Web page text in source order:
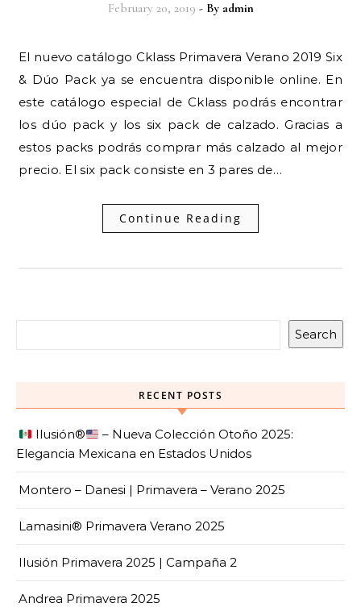
February 20, 2019 - By admin
El nuevo catálogo Cklass Primavera Verano 2019 Six
& Dúo Pack ya se encuentra disponible online. En
este catálogo especial de Cklass podrás encontrar
los dúo pack y los six pack de calzado. Gracias a
estos packs podrás comprar más calzado al mejor
precio. El six pack consiste en 3 pares de…
Continue Reading
Search
RECENT POSTS
Ilusión®️
– Nueva Colección Otoño 2025:
Elegancia Mexicana en Estados Unidos
Montero – Danesi | Primavera – Verano 2025
Lamasini® Primavera Verano 2025
Ilusión Primavera 2025 | Campaña 2
Andrea Primavera 2025